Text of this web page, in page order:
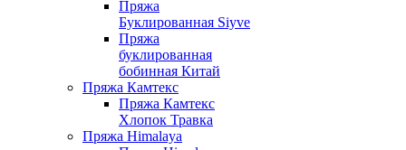
Пряжа
Буклированная Siyve
Пряжа
буклированная
бобинная Китай
Пряжа Камтекс
Пряжа Камтекс
Хлопок Травка
Пряжа Himalaya